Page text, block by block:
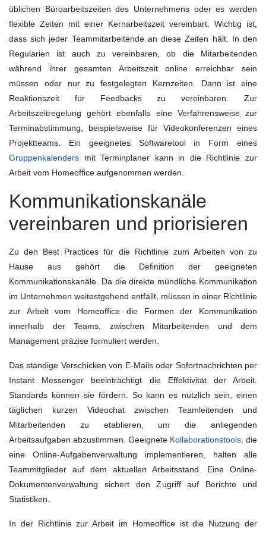
üblichen Büroarbeitszeiten des Unternehmens oder es werden
flexible Zeiten mit einer Kernarbeitszeit vereinbart. Wichtig ist,
dass sich jeder Teammitarbeitende an diese Zeiten hält. In den
Regularien ist auch zu vereinbaren, ob die Mitarbeitenden
während ihrer gesamten Arbeitszeit online erreichbar sein
müssen oder nur zu festgelegten Kernzeiten. Dann ist eine
Reaktionszeit für Feedbacks zu vereinbaren. Zur
Arbeitszeitregelung gehört ebenfalls eine Verfahrensweise zur
Terminabstimmung, beispielsweise für Videokonferenzen eines
Projektteams. Ein geeignetes Softwaretool in Form eines
Gruppenkalenders mit Terminplaner kann in die Richtlinie zur
Arbeit vom Homeoffice aufgenommen werden.
Kommunikationskanäle
vereinbaren und priorisieren
Zu den Best Practices für die Richtlinie zum Arbeiten von zu
Hause aus gehört die Definition der geeigneten
Kommunikationskanäle. Da die direkte mündliche Kommunikation
im Unternehmen weitestgehend entfällt, müssen in einer Richtlinie
zur Arbeit vom Homeoffice die Formen der Kommunikation
innerhalb der Teams, zwischen Mitarbeitenden und dem
Management präzise formuliert werden.
Das ständige Verschicken von E-Mails oder Sofortnachrichten per
Instant Messenger beeinträchtigt die Effektivität der Arbeit.
Standards können sie fördern. So kann es nützlich sein, einen
täglichen kurzen Videochat
zwischen Teamleitenden und
Mitarbeitenden zu etablieren, um die anliegenden
Arbeitsaufgaben abzustimmen. Geeignete Kollaborationstools die
eine Online-Aufgabenverwaltung
implementieren, halten alle
Teammitglieder auf dem aktuellen Arbeitsstand. Eine Online-
Dokumentenverwaltung sichert den Zugriff auf Berichte und
Statistiken.
In der Richtlinie zur Arbeit im Homeoffice ist die Nutzung der